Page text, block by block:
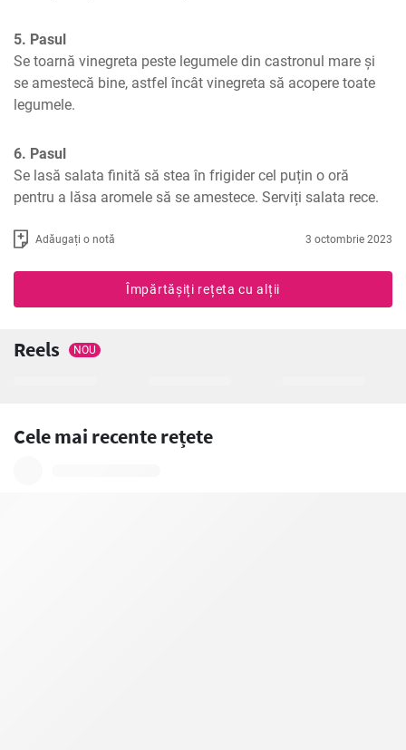
5. Pasul
Se toarnă vinegreta peste legumele din castronul mare și
se amestecă bine, astfel încât vinegreta să acopere toate
legumele.
6. Pasul
Se lasă salata finită să stea în frigider cel puțin o oră
pentru a lăsa aromele să se amestece. Serviți salata rece.
Adăugați o notă 3 octombrie 2023
Împărtășiți rețeta cu alții
Reels NOU
Cele mai recente rețete